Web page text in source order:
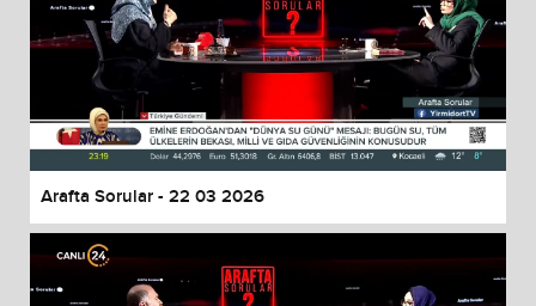
Arafta Sorular - 22 03 2026